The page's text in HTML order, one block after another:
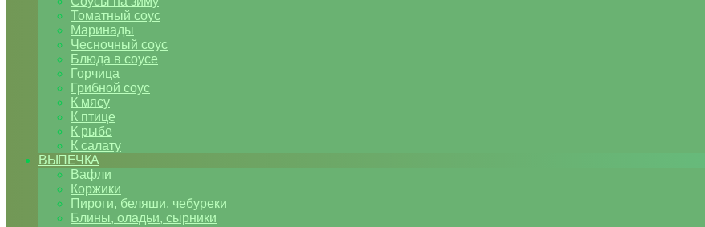
Томатный соус
Маринады
Чесночный соус
Блюда в соусе
Горчица
Грибной соус
К мясу
К птице
К рыбе
К салату
ВЫПЕЧКА
Вафли
Коржики
Пироги, беляши, чебуреки
Блины, оладьи, сырники